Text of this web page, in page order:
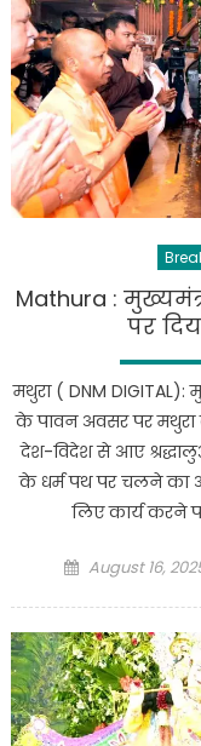
Mathura :
पर
मथुरा ( DNM DIGITAL):
के पावन अवसर पर
देश-विदेश से आए
के धर्म पथ पर चलने का
लिए कार्य करने
Posted
August 16,